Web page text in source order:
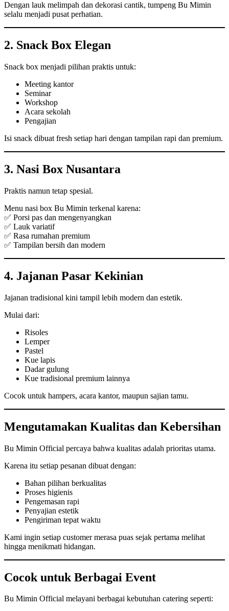
Dengan lauk melimpah dan dekorasi cantik, tumpeng Bu Mimin
selalu menjadi pusat perhatian.
2. Snack Box Elegan
Snack box menjadi pilihan praktis untuk:
Meeting kantor
Seminar
Workshop
Acara sekolah
Pengajian
Isi snack dibuat fresh setiap hari dengan tampilan rapi dan premium.
3. Nasi Box Nusantara
Praktis namun tetap spesial.
Menu nasi box Bu Mimin terkenal karena:
✅ Porsi pas dan mengenyangkan
✅ Lauk variatif
✅ Rasa rumahan premium
✅ Tampilan bersih dan modern
4. Jajanan Pasar Kekinian
Jajanan tradisional kini tampil lebih modern dan estetik.
Mulai dari:
Risoles
Lemper
Pastel
Kue lapis
Dadar gulung
Kue tradisional premium lainnya
Cocok untuk hampers, acara kantor, maupun sajian tamu.
Mengutamakan Kualitas dan Kebersihan
Bu Mimin Official percaya bahwa kualitas adalah prioritas utama.
Karena itu setiap pesanan dibuat dengan:
Bahan pilihan berkualitas
Proses higienis
Pengemasan rapi
Penyajian estetik
Pengiriman tepat waktu
Kami ingin setiap customer merasa puas sejak pertama melihat
hingga menikmati hidangan.
Cocok untuk Berbagai Event
Bu Mimin Official melayani berbagai kebutuhan catering seperti: